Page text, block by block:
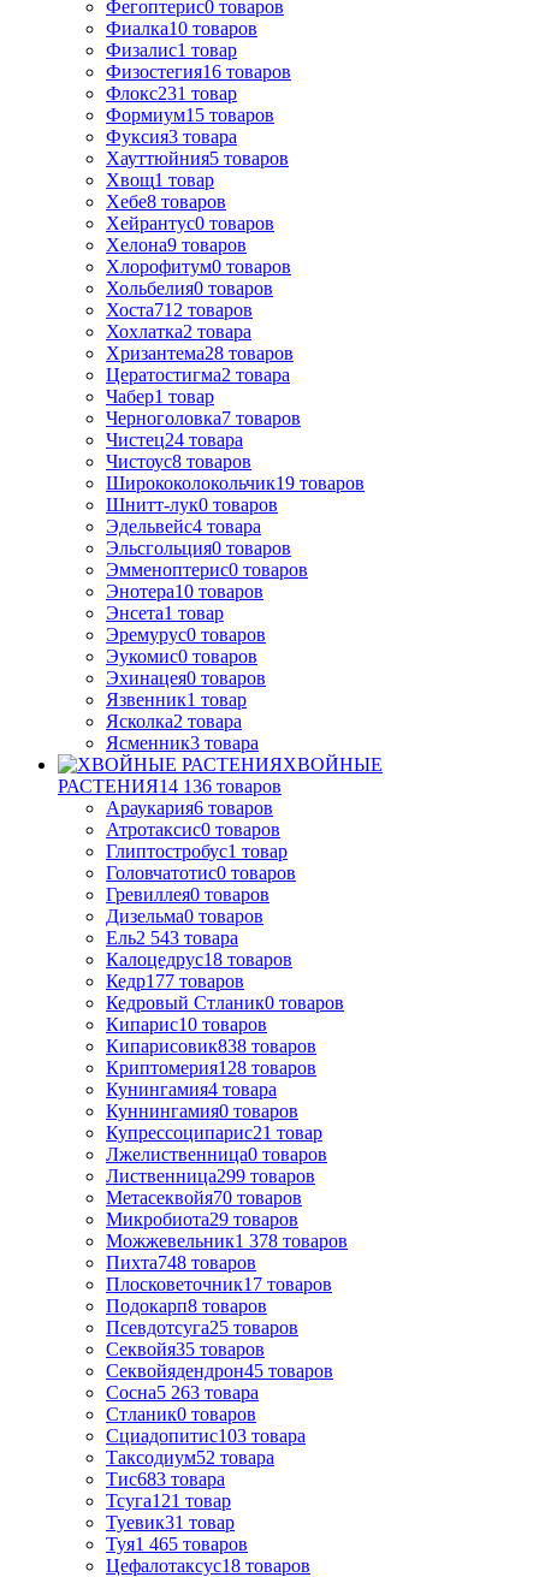
Фегоптерис0 товаров
Фиалка10 товаров
Физалис1 товар
Физостегия16 товаров
Флокс231 товар
Формиум15 товаров
Фуксия3 товара
Хауттюйния5 товаров
Хвощ1 товар
Хебе8 товаров
Хейрантус0 товаров
Хелона9 товаров
Хлорофитум0 товаров
Хольбелия0 товаров
Хоста712 товаров
Хохлатка2 товара
Хризантема28 товаров
Цератостигма2 товара
Чабер1 товар
Черноголовка7 товаров
Чистец24 товара
Чистоус8 товаров
Ширококолокольчик19 товаров
Шнитт-лук0 товаров
Эдельвейс4 товара
Эльсгольция0 товаров
Эмменоптерис0 товаров
Энотера10 товаров
Энсета1 товар
Эремурус0 товаров
Эукомис0 товаров
Эхинацея0 товаров
Язвенник1 товар
Ясколка2 товара
Ясменник3 товара
ХВОЙНЫЕ
РАСТЕНИЯ14 136 товаров
Араукария6 товаров
Атротаксис0 товаров
Глиптостробус1 товар
Головчатотис0 товаров
Гревиллея0 товаров
Дизельма0 товаров
Ель2 543 товара
Калоцедрус18 товаров
Кедр177 товаров
Кедровый Стланик0 товаров
Кипарис10 товаров
Кипарисовик838 товаров
Криптомерия128 товаров
Кунингамия4 товара
Куннингамия0 товаров
Купрессоципарис21 товар
Лжелиственница0 товаров
Лиственница299 товаров
Метасеквойя70 товаров
Микробиота29 товаров
Можжевельник1 378 товаров
Пихта748 товаров
Плосковеточник17 товаров
Подокарп8 товаров
Псевдотсуга25 товаров
Секвойя35 товаров
Секвойядендрон45 товаров
Сосна5 263 товара
Стланик0 товаров
Сциадопитис103 товара
Таксодиум52 товара
Тис683 товара
Тсуга121 товар
Туевик31 товар
Туя1 465 товаров
Цефалотаксус18 товаров